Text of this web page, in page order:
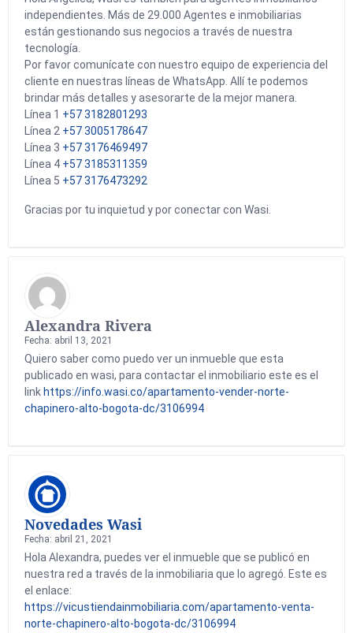
independientes. Más de 29.000 Agentes e inmobiliarias
están gestionando sus negocios a través de nuestra
tecnología.
Por favor comunícate con nuestro equipo de experiencia del
cliente en nuestras líneas de WhatsApp. Allí te podemos
brindar más detalles y asesorarte de la mejor manera.
Línea 1 +57 3182801293
Línea 2 +57 3005178647
Línea 3 +57 3176469497
Línea 4 +57 3185311359
Línea 5 +57 3176473292
Gracias por tu inquietud y por conectar con Wasi.
Alexandra Rivera
Fecha: abril 13, 2021
Quiero saber como puedo ver un inmueble que esta
publicado en wasi, para contactar el inmobiliario este es el
link https://info.wasi.co/apartamento-vender-norte-
chapinero-alto-bogota-dc/3106994
Novedades Wasi
Fecha: abril 21, 2021
Hola Alexandra, puedes ver el inmueble que se publicó en
nuestra red a través de la inmobiliaria que lo agregó. Este es
el enlace:
https://vicustiendainmobiliaria.com/apartamento-venta-
norte-chapinero-alto-bogota-dc/3106994